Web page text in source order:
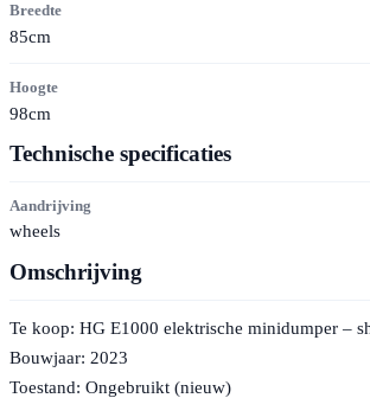
Breedte
85cm
Hoogte
98cm
Technische specificaties
Aandrijving
wheels
Omschrijving
Te koop: HG E1000 elektrische minidumper –
Bouwjaar: 2023
Toestand: Ongebruikt (nieuw)